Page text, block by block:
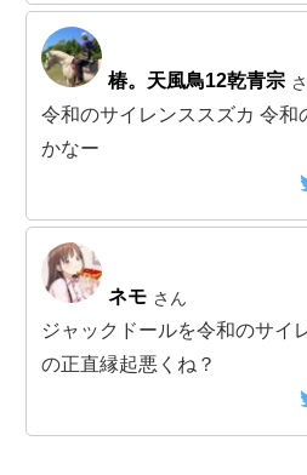
椿。天風鳥12乾青宗
令和のサイレンススズカ 令和
かなー
ネモ さん
ジャックドールを令和のサイ
の正直縁起悪くね？